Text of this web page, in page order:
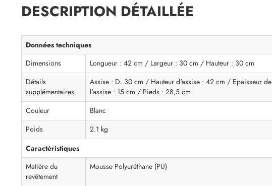
DESCRIPTION DÉTAILLÉE
Données techniques
Dimensions
Longueur : 42 cm / Largeur : 30 cm / Hauteur : 30 cm
Détails
supplémentaires
Assise : D. 30 cm / Hauteur d'assise : 42 cm / Epaisseur de
l'assise : 15 cm / Pieds : 28,5 cm
Couleur
Blanc
Poids
2.1 kg
Caractéristiques
Matière du
revêtement
Mousse Polyuréthane (PU)